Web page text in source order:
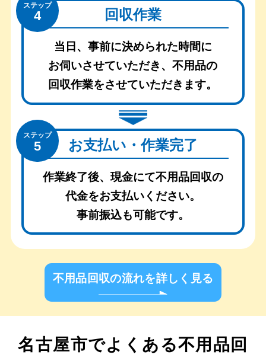
ステップ
4 回収作業
当日、事前に決められた時間に
お伺いさせていただき、不用品の
回収作業をさせていただきます。
ステップ
5 お支払い・作業完了
作業終了後、現金にて不用品回収の
代金をお支払いください。
事前振込も可能です。
不用品回収の流れを詳しく見る
名古屋市でよくある不用品回